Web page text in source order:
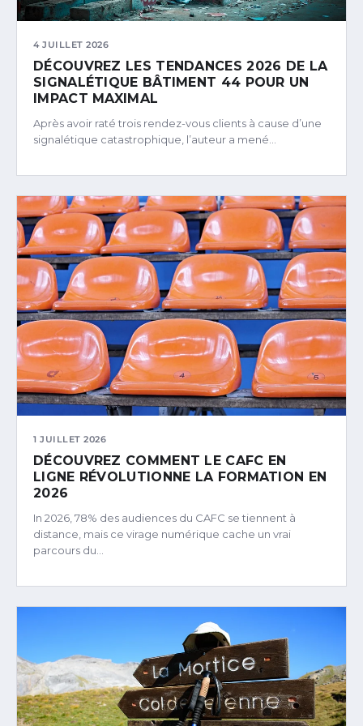
4 JUILLET 2026
DÉCOUVREZ LES TENDANCES 2026 DE LA
SIGNALÉTIQUE BÂTIMENT 44 POUR UN
IMPACT MAXIMAL
Après avoir raté trois rendez-vous clients à cause d’une
signalétique catastrophique, l’auteur a mené…
1 JUILLET 2026
DÉCOUVREZ COMMENT LE CAFC EN
LIGNE RÉVOLUTIONNE LA FORMATION EN
2026
In 2026, 78% des audiences du CAFC se tiennent à
distance, mais ce virage numérique cache un vrai
parcours du…